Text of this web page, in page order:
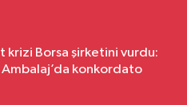
krizi Borsa şirketini vurdu:
Ambalaj’da konkordato